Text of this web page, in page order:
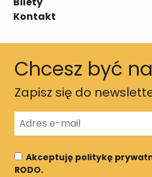
Kontakt
Chcesz być
Zapisz się do
Akceptuję politykę
RODO.